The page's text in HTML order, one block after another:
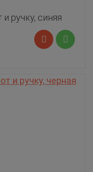
ручку, синяя